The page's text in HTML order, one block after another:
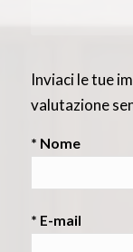
Inviaci le tue
valutazione
* Nome
* E-mail